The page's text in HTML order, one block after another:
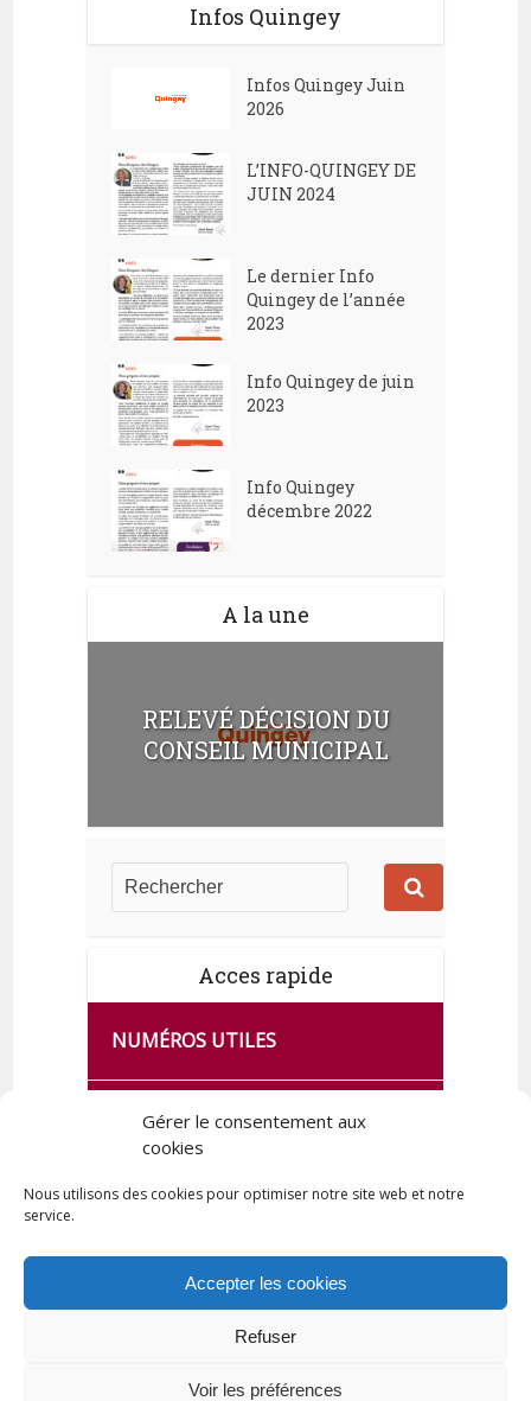
Gérer le consentement aux
cookies
Nous utilisons des cookies pour optimiser notre site web et notre
service.
Accepter les cookies
Refuser
Voir les préférences
Infos Quingey
Infos Quingey Juin
2026
L’INFO-QUINGEY DE
JUIN 2024
Le dernier Info
Quingey de l’année
2023
Info Quingey de juin
2023
Info Quingey
décembre 2022
A la une
RELEVÉ DÉCISION DU
CONSEIL MUNICIPAL
Acces rapide
NUMÉROS UTILES
CA SE PASSE À FRANCE SERVICES
DE QUINGEY
Tous droits réservés © 2023 Commune de Quingey / Création -